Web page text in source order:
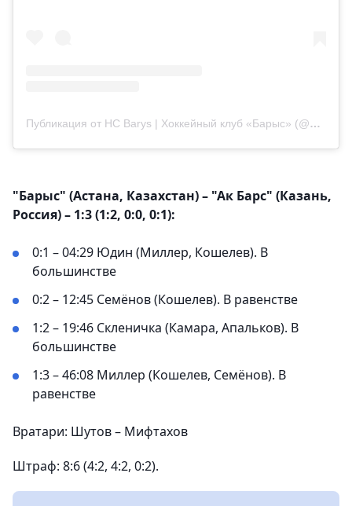
Публикация от HC Barys | Хоккейный клуб «Барыс» (@barys_official)
"Барыс" (Астана, Казахстан) – "Ак Барс" (Казань,
Россия) – 1:3 (1:2, 0:0, 0:1):
0:1 – 04:29 Юдин (Миллер, Кошелев). В
большинстве
0:2 – 12:45 Семёнов (Кошелев). В равенстве
1:2 – 19:46 Скленичка (Камара, Апальков). В
большинстве
1:3 – 46:08 Миллер (Кошелев, Семёнов). В
равенстве
Вратари: Шутов – Мифтахов
Штраф: 8:6 (4:2, 4:2, 0:2).